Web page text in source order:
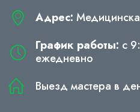
Адрес:
График работы: с
ежедневно
Выезд мастера в